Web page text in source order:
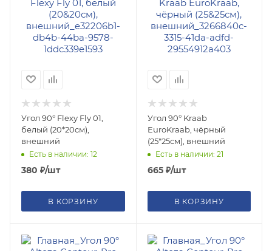
Угол 90° Flexy Fly 01,
белый (20*20см),
внешний
Есть в наличии: 12
380 ₽/шт
В КОРЗИНУ
Угол 90° Kraab
EuroKraab, чёрный
(25*25см), внешний
Есть в наличии: 21
665₽/шт
В КОРЗИНУ